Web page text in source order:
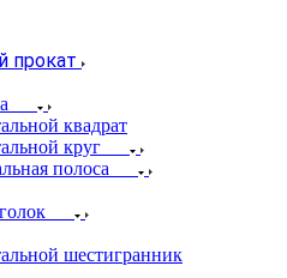
прокат
квадрат
круг
полоса
шестигранник